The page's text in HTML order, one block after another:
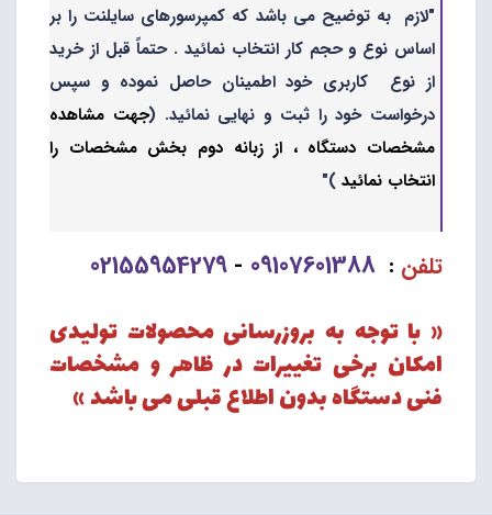
"لازم به توضیح می باشد که کمپرسورهای سایلنت را بر
اساس نوع و حجم کار انتخاب نمائید . حتماً قبل از خرید
از نوع کاربری خود اطمینان حاصل نموده و سپس
درخواست خود را ثبت و نهایی نمائید. (جهت مشاهده
مشخصات دستگاه ، از زبانه دوم بخش مشخصات را
انتخاب نمائید )"
تلفن :
09107601388
-
02155954279
« با توجه به بروزرسانی محصولات تولیدی
امکان برخی تغییرات در ظاهر و مشخصات
فنی دستگاه بدون اطلاع قبلی می باشد »